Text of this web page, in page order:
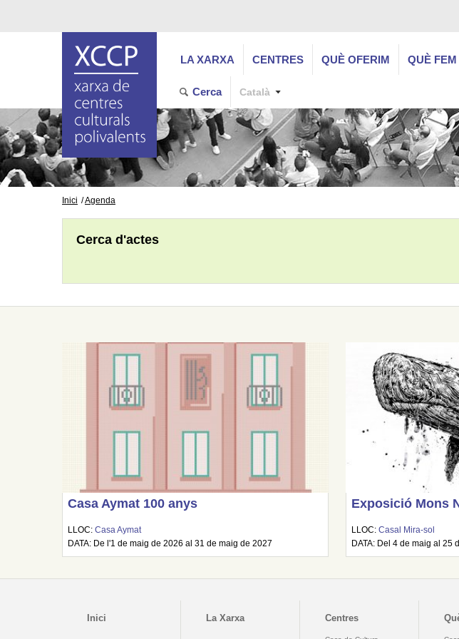
LA XARXA CENTRES QUÈ OFERIM QUÈ FEM
Cerca Català
Inici Agenda
Cerca d'actes
Casa Aymat 100 anys
LLOC:Casa Aymat
DATA: De l'1 de maig de 2026 al 31 de maig de 2027
Exposició Mons
LLOC:Casal Mira-sol
DATA: Del 4 de maig al 25
Inici La Xarxa Centres